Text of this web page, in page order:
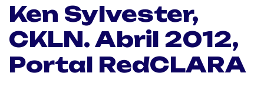
Ken Sylvester,
CKLN. Abril 2012,
Portal RedCLARA